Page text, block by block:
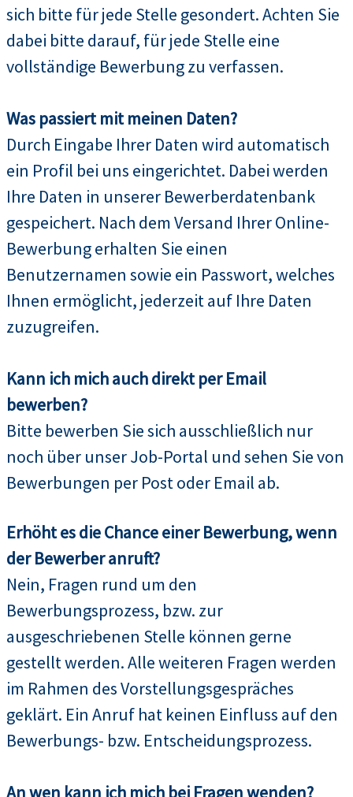
sich bitte für jede Stelle gesondert. Achten Sie
dabei bitte darauf, für jede Stelle eine
vollständige Bewerbung zu verfassen.
Was passiert mit meinen Daten?
Durch Eingabe Ihrer Daten wird automatisch
ein Profil bei uns eingerichtet. Dabei werden
Ihre Daten in unserer Bewerberdatenbank
gespeichert. Nach dem Versand Ihrer Online-
Bewerbung erhalten Sie einen
Benutzernamen sowie ein Passwort, welches
Ihnen ermöglicht, jederzeit auf Ihre Daten
zuzugreifen.
Kann ich mich auch direkt per Email
bewerben?
Bitte bewerben Sie sich ausschließlich nur
noch über unser Job-Portal und sehen Sie von
Bewerbungen per Post oder Email ab.
Erhöht es die Chance einer Bewerbung, wenn
der Bewerber anruft?
Nein, Fragen rund um den
Bewerbungsprozess, bzw. zur
ausgeschriebenen Stelle können gerne
gestellt werden. Alle weiteren Fragen werden
im Rahmen des Vorstellungsgespräches
geklärt. Ein Anruf hat keinen Einfluss auf den
Bewerbungs- bzw. Entscheidungsprozess.
An wen kann ich mich bei Fragen wenden?